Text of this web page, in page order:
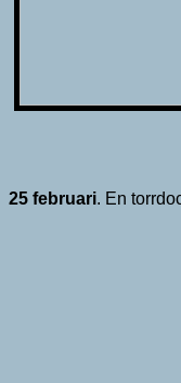
25 februari. En